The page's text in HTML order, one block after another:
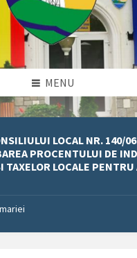
MENU
LOCAL NR. 140/
PROCENTULUI DE
TAXELOR LOCALE